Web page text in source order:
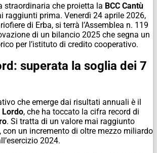
straordinaria che proietta la BCC Cantù
raggiunti prima. Venerdì 24 aprile 2026,
di Erba, si terrà l’Assemblea n. 119
di un bilancio 2025 che segna un
per l’istituto di credito cooperativo.
superata la soglia dei 7
che emerge dai risultati annuali è il
Lordo, che ha toccato la cifra record di
. Si tratta di un valore mai raggiunto
con un incremento di oltre mezzo miliardo
2024.